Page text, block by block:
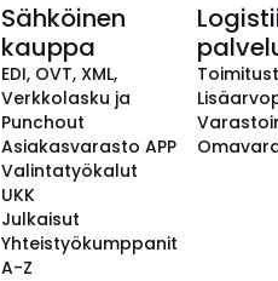
Sähköinen
kauppa
EDI, OVT, XML,
Verkkolasku ja
Punchout
Asiakasvarasto APP
Valintatyökalut
UKK
Julkaisut
Yhteistyökumppanit
A-Z